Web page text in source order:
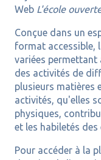
Web L'école
Conçue dans un
format accessible,
variées permettant
des activités de
plusieurs matières
activités, qu'elles
physiques,
et les habiletés
Pour accéder à la